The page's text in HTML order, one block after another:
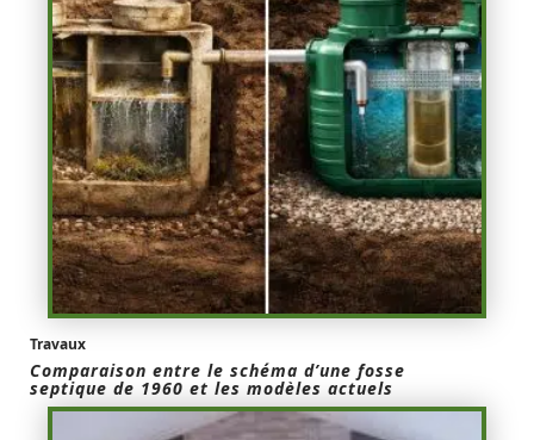
Travaux
Comparaison entre le schéma d’une fosse
septique de 1960 et les modèles actuels